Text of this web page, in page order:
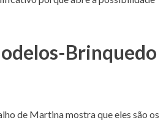
Brinquedo
de Martina mostra que eles são os